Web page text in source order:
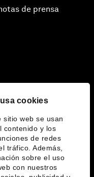
cookies
sitio web se usan
contenido y los
de redes
tráfico. Además,
sobre el uso
con nuestros
de prensa